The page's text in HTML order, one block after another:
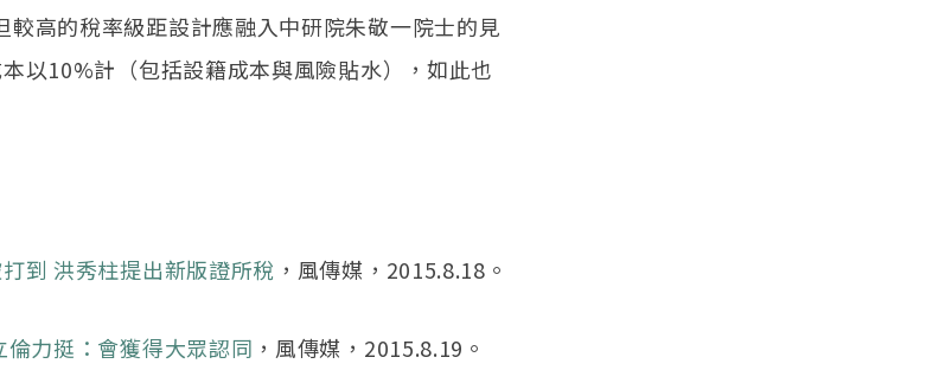
較高的稅率級距設計應融入中研院朱敬一院士的見
以10%計（包括設籍成本與風險貼水），如此也
到 洪秀柱提出新版證所稅 ，風傳媒，2015.8.18。
力挺：會獲得大眾認同 ，風傳媒，2015.8.19。